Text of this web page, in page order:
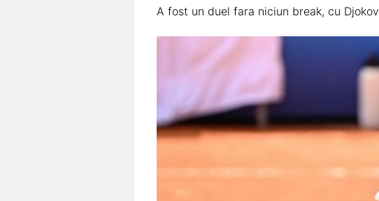
A fost un duel fara niciun break, cu